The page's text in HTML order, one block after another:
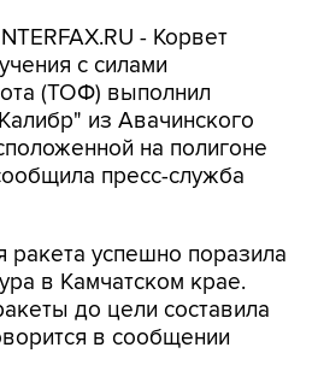
- Корвет
с силами
(ТОФ) выполнил
из Авачинского
на полигоне
пресс-служба
ракета успешно поразила
в Камчатском крае.
до цели составила
в сообщении